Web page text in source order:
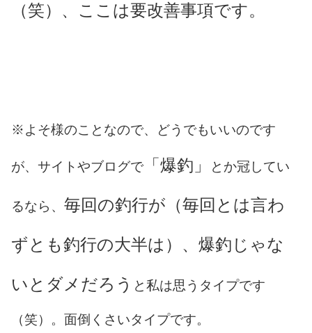
（笑）、ここは要改善事項です。
※よそ様のことなので、どうでもいいのです
が、サイトやブログで 「爆釣」 とか冠してい
るなら、 毎回の釣行が（毎回とは言わ
ずとも釣行の大半は）、爆釣じゃな
いとダメだろう と私は思うタイプです
（笑）。面倒くさいタイプです。